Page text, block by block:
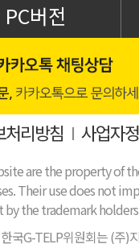
PC버전
리방침 I 사업자
are the property of
Their use does not
by the trademark
국G-TELP위원회는 (주)